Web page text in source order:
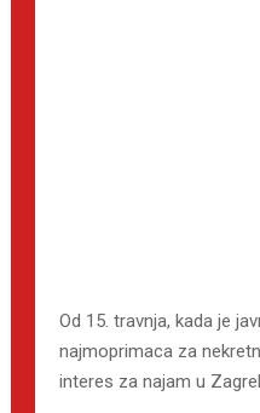
Od 15. travnja, kada je
najmoprimaca za
interes za najam u